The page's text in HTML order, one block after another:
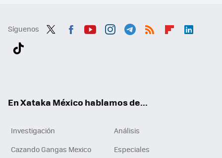
Síguenos
En Xataka México hablamos de...
Investigación
Análisis
Cazando Gangas Mexico
Especiales